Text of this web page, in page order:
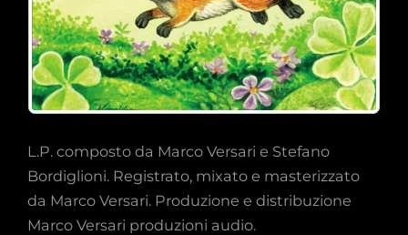
L.P. composto da Marco Versari e Stefano
Bordiglioni. Registrato, mixato e masterizzato
da Marco Versari. Produzione e distribuzione
Marco Versari produzioni audio.